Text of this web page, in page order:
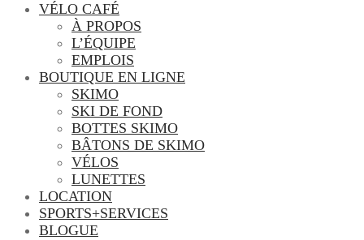
VÉLO CAFÉ
À PROPOS
L’ÉQUIPE
EMPLOIS
BOUTIQUE EN LIGNE
SKIMO
SKI DE FOND
BOTTES SKIMO
BÂTONS DE SKIMO
VÉLOS
LUNETTES
LOCATION
SPORTS+SERVICES
BLOGUE